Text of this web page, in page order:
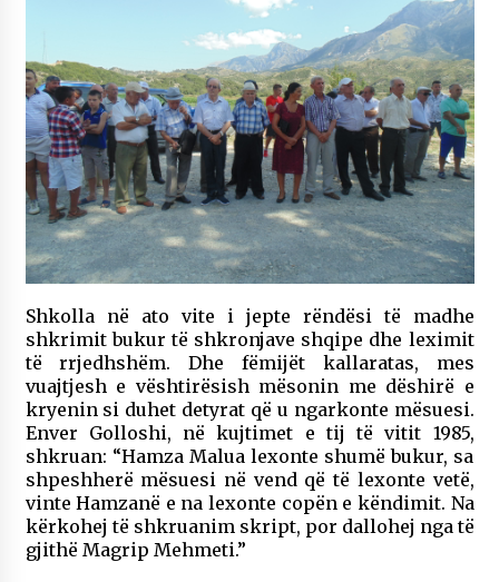
Shkolla në ato vite i jepte rëndësi të madhe
shkrimit bukur të shkronjave shqipe dhe leximit
të rrjedhshëm. Dhe fëmijët kallaratas, mes
vuajtjesh e vështirësish mësonin me dëshirë e
kryenin si duhet detyrat që u ngarkonte mësuesi.
Enver Golloshi, në kujtimet e tij të vitit 1985,
shkruan: “Hamza Malua lexonte shumë bukur, sa
shpeshherë mësuesi në vend që të lexonte vetë,
vinte Hamzanë e na lexonte copën e këndimit. Na
kërkohej të shkruanim skript, por dallohej nga të
gjithë Magrip Mehmeti.”